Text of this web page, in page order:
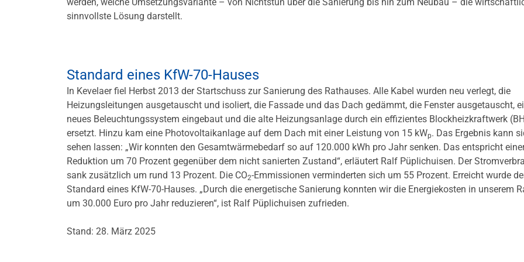
sinnvollste Lösung darstellt.
Standard eines KfW-70-Hauses
In Kevelaer fiel Herbst 2013 der Startschuss zur Sanierung des Rathauses. Alle Kabel wurden neu verlegt, die
Heizungsleitungen ausgetauscht und isoliert, die Fassade und das Dach gedämmt, die Fenster ausgetauscht,
neues Beleuchtungssystem eingebaut und die alte Heizungsanlage durch ein effizientes Blockheizkraftwerk
ersetzt. Hinzu kam eine Photovoltaikanlage auf dem Dach mit einer Leistung von 15 kWp. Das Ergebnis kann
sehen lassen: „Wir konnten den Gesamtwärmebedarf so auf 120.000 kWh pro Jahr senken. Das entspricht
Reduktion um 70 Prozent gegenüber dem nicht sanierten Zustand“, erläutert Ralf Püplichuisen. Der
sank zusätzlich um rund 13 Prozent. Die CO2-Emmissionen verminderten sich um 55 Prozent. Erreicht wurde
Standard eines KfW-70-Hauses. „Durch die energetische Sanierung konnten wir die Energiekosten in unserem
um 30.000 Euro pro Jahr reduzieren“, ist Ralf Püplichuisen zufrieden.
Stand: 28. März 2025